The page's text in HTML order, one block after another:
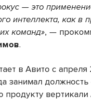
— это
интеллекта, как в
команд», —
.
в Авито с апреля
занимал должность
продукту